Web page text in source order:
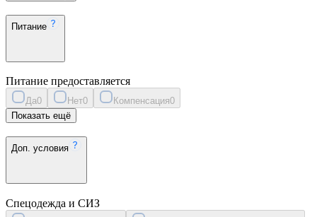
Питание
Питание предоставляется
Да0 Нет0 Компенсация0
Показать ещё
Доп. условия
Спецодежда и СИЗ